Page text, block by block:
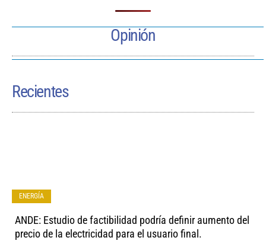
Opinión
Recientes
ANDE: Estudio de factibilidad podría definir aumento del
precio de la electricidad para el usuario final.
ENERGÍA